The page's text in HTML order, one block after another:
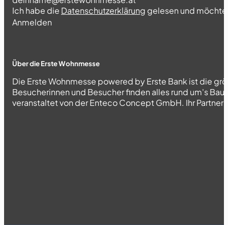
Ich habe die Datenschutzerklärung gelesen und
Abschnitt
Anmelden
Über die Erste Wohnmesse
Die Erste Wohnmesse powered by Erste Bank ist die
Besucherinnen und Besucher finden alles rund um's
veranstaltet von der Enteco Concept GmbH. Ihr Partner